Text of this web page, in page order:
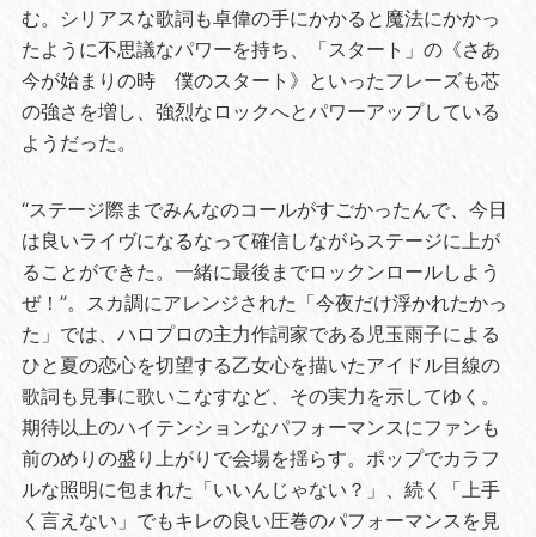
む。シリアスな歌詞も卓偉の手にかかると魔法にかかっ
たように不思議なパワーを持ち、「スタート」の《さあ
今が始まりの時 僕のスタート》といったフレーズも芯
の強さを増し、強烈なロックへとパワーアップしている
ようだった。
“ステージ際までみんなのコールがすごかったんで、今日
は良いライヴになるなって確信しながらステージに上が
ることができた。一緒に最後までロックンロールしよう
ぜ！”。スカ調にアレンジされた「今夜だけ浮かれたかっ
た」では、ハロプロの主力作詞家である児玉雨子による
ひと夏の恋心を切望する乙女心を描いたアイドル目線の
歌詞も見事に歌いこなすなど、その実力を示してゆく。
期待以上のハイテンションなパフォーマンスにファンも
前のめりの盛り上がりで会場を揺らす。ポップでカラフ
ルな照明に包まれた「いいんじゃない？」、続く「上手
く言えない」でもキレの良い圧巻のパフォーマンスを見